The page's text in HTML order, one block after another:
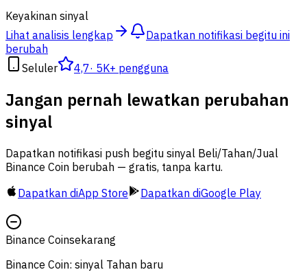
Keyakinan sinyal
Lihat analisis lengkap
Dapatkan notifikasi begitu ini
berubah
Seluler
4,7· 5K+ pengguna
Jangan pernah lewatkan perubahan
sinyal
Dapatkan notifikasi push begitu sinyal Beli/Tahan/Jual
Binance Coin berubah — gratis, tanpa kartu.
Dapatkan diApp Store Dapatkan diGoogle Play
Binance Coinsekarang
Binance Coin: sinyal Tahan baru